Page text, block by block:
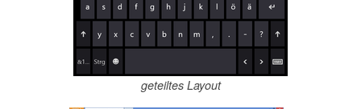
geteiltes Layout